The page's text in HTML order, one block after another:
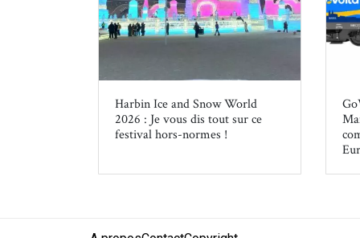
Harbin Ice and Snow World
2026 : Je vous dis tout sur ce
festival hors-normes !